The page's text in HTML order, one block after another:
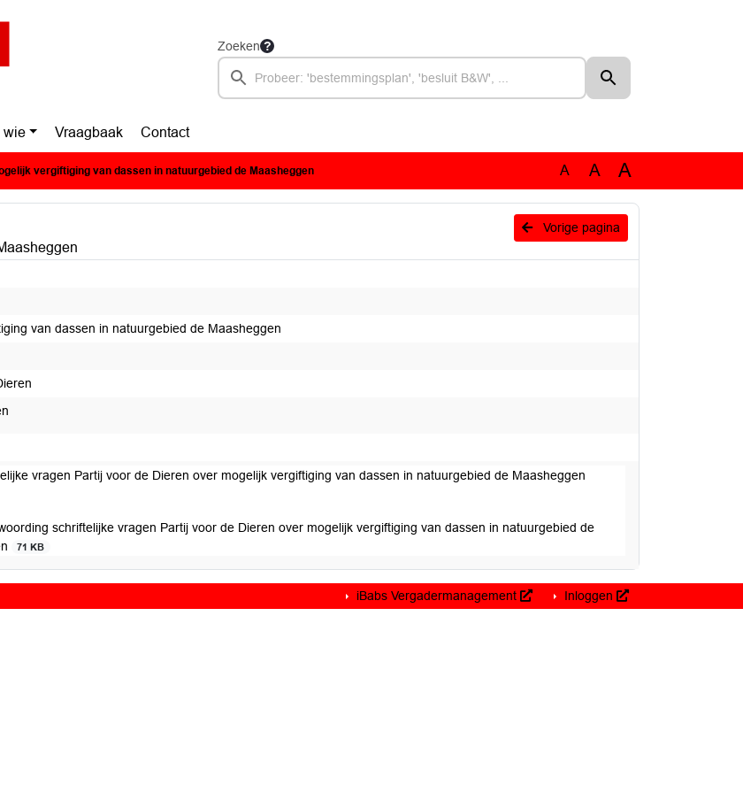
Zoeken
wie Vraagbaak Contact
vergiftiging van dassen in natuurgebied de Maasheggen A A A
Vorige pagina
van dassen in natuurgebied de Maasheggen
vragen Partij voor de Dieren over mogelijk vergiftiging van dassen in natuurgebied de Maasheggen
schriftelijke vragen Partij voor de Dieren over mogelijk vergiftiging van dassen in natuurgebied de
71 KB
iBabs Vergadermanagement Inloggen